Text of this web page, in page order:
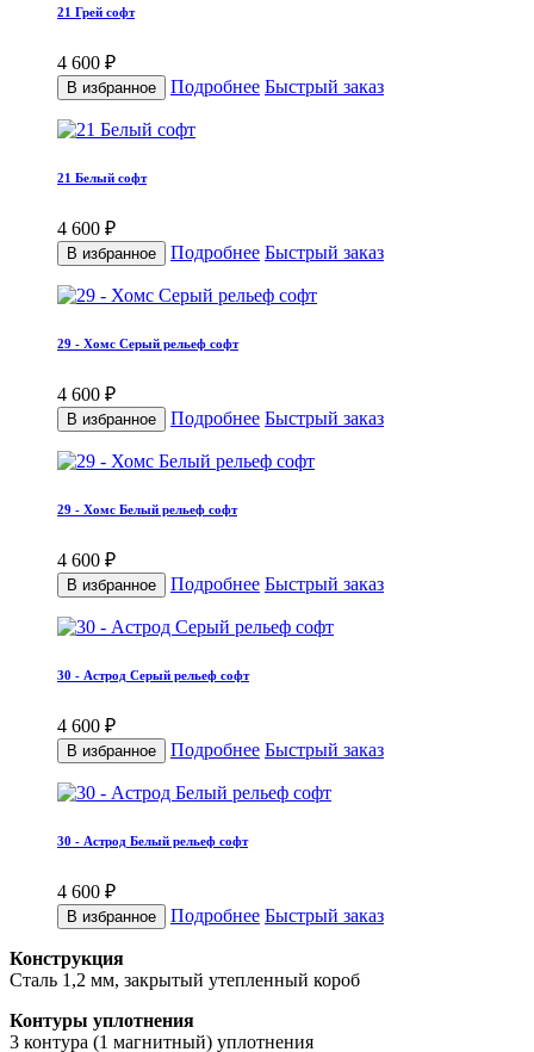
21 Грей софт
4 600 ₽
В избранное Подробнее Быстрый заказ
21 Белый софт
4 600 ₽
В избранное Подробнее Быстрый заказ
29 - Хомс Серый рельеф софт
4 600 ₽
В избранное Подробнее Быстрый заказ
29 - Хомс Белый рельеф софт
4 600 ₽
В избранное Подробнее Быстрый заказ
30 - Астрод Серый рельеф софт
4 600 ₽
В избранное Подробнее Быстрый заказ
30 - Астрод Белый рельеф софт
4 600 ₽
В избранное Подробнее Быстрый заказ
Конструкция
Сталь 1,2 мм, закрытый утепленный короб
Контуры уплотнения
3 контура (1 магнитный) уплотнения